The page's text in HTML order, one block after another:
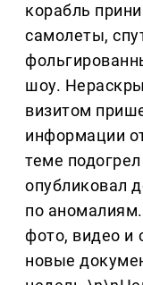
корабль
самолеты,
шоу.
визитом
информации
теме
опубликовал
по
фото, видео и
новые